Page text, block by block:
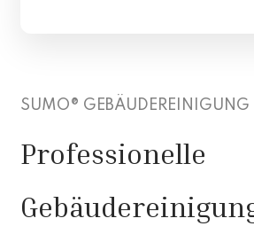
SUMO® GEBÄUDEREINIGUNG
Professionelle